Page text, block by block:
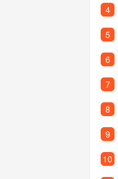
4
5
6
7
8
9
10